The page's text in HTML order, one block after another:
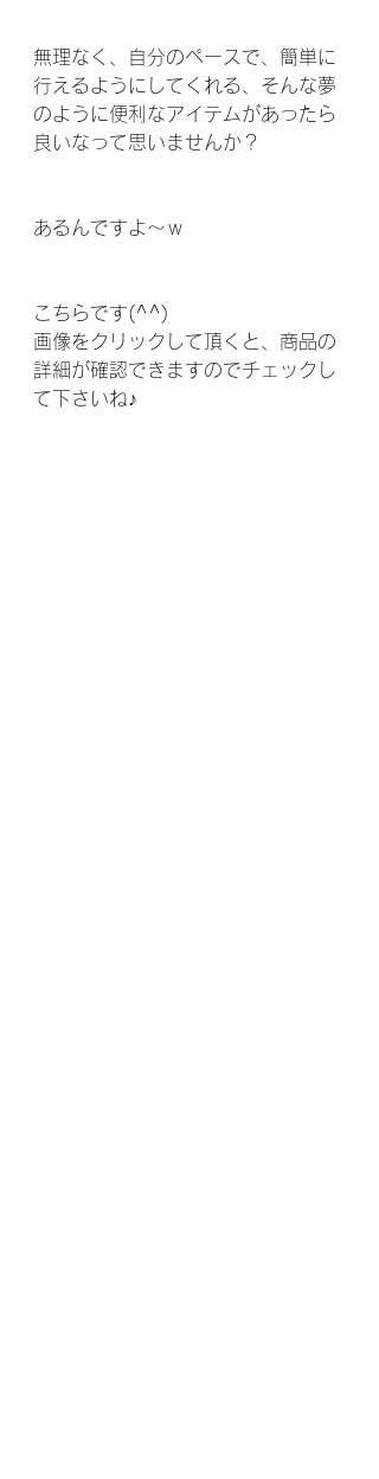
無理なく、自分のペースで、簡単に
行えるようにしてくれる、そんな夢
のように便利なアイテムがあったら
良いなって思いませんか？
あるんですよ～ｗ
こちらです(^^)
画像をクリックして頂くと、商品の
詳細が確認できますのでチェックし
て下さいね♪